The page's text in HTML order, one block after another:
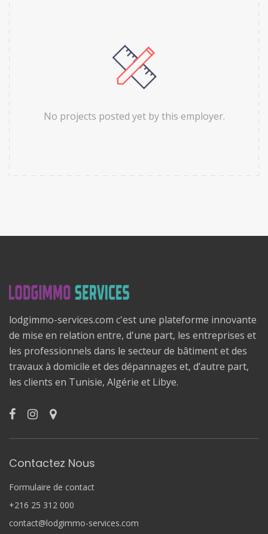
No projects posted yet by this employer.
lodgimmo-services.com c'est une plateforme innovante
de mise en relation entre, d'une part, les entreprises et
les professionnels dans le secteur de bâtiment et des
travaux à domicile et des dépannages et, d’autre part,
les clients en Tunisie, Algérie et Libye.
Contactez Nous
Formulaire de contact
+216 25 312 000
contact@lodgimmo-services.com